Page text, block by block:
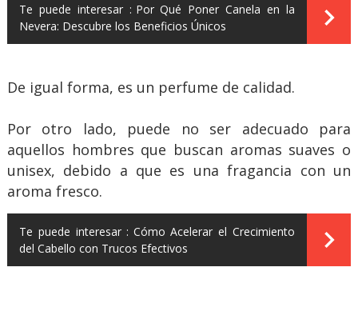
Te puede interesar : Por Qué Poner Canela en la
Nevera: Descubre los Beneficios Únicos
De igual forma, es un perfume de calidad.
Por otro lado, puede no ser adecuado para
aquellos hombres que buscan aromas suaves o
unisex, debido a que es una fragancia con un
aroma fresco.
Te puede interesar : Cómo Acelerar el Crecimiento
del Cabello con Trucos Efectivos